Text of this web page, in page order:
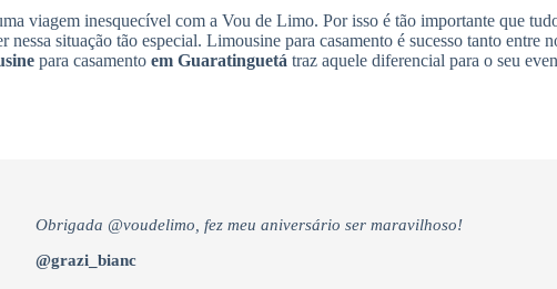
viagem inesquecível com a Vou de Limo. Por isso é tão importante que
nessa situação tão especial. Limousine para casamento é sucesso tanto entre
para casamento em Guaratinguetá traz aquele diferencial para o seu
Obrigada @voudelimo, fez meu aniversário ser maravilhoso!
@grazi_bianc